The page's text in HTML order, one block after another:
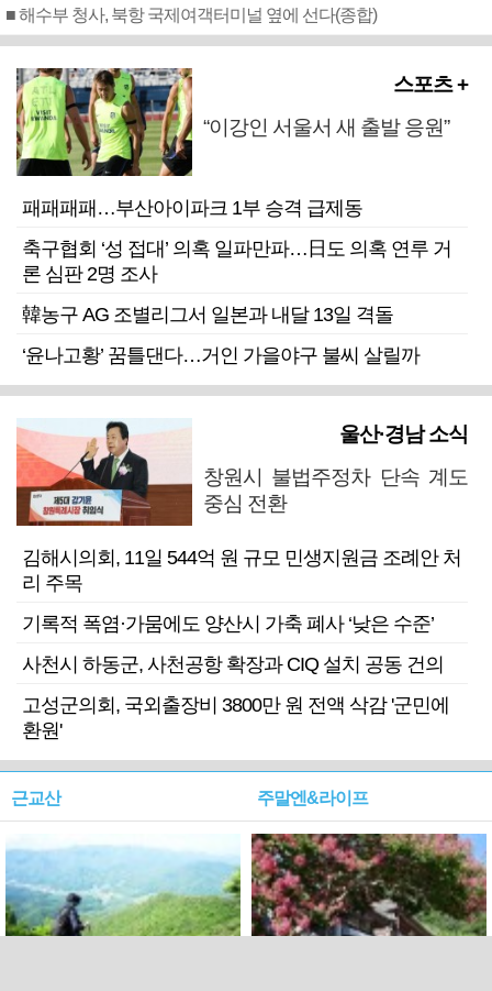
■ 해수부 청사, 북항 국제여객터미널 옆에 선다(종합)
스포츠 +
“이강인 서울서 새 출발 응원”
패패패패…부산아이파크 1부 승격 급제동
축구협회 ‘성 접대’ 의혹 일파만파…日도 의혹 연루 거
론 심판 2명 조사
韓농구 AG 조별리그서 일본과 내달 13일 격돌
‘윤나고황’ 꿈틀댄다…거인 가을야구 불씨 살릴까
울산·경남 소식
창원시 불법주정차 단속 계도
중심 전환
김해시의회, 11일 544억 원 규모 민생지원금 조례안 처
리 주목
기록적 폭염·가뭄에도 양산시 가축 폐사 ‘낮은 수준’
사천시 하동군, 사천공항 확장과 CIQ 설치 공동 건의
고성군의회, 국외출장비 3800만 원 전액 삭감 '군민에
환원'
근교산 주말엔&라이프